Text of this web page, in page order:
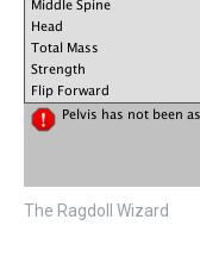
The Ragdoll Wizard